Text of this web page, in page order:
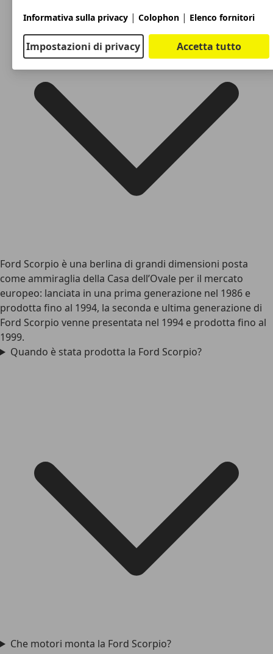
Ford Scorpio è una berlina di grandi dimensioni posta
come ammiraglia della Casa dell’Ovale per il mercato
europeo: lanciata in una prima generazione nel 1986 e
prodotta fino al 1994, la seconda e ultima generazione di
Ford Scorpio venne presentata nel 1994 e prodotta fino al
1999.
Quando è stata prodotta la Ford Scorpio?
Che motori monta la Ford Scorpio?
Informativa sulla privacy | Colophon | Elenco fornitori
Impostazioni di privacy Accetta tutto